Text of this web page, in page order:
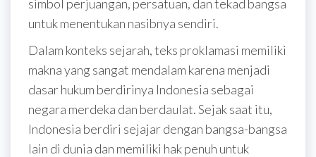
simbol perjuangan, persatuan, dan tekad bangsa
untuk menentukan nasibnya sendiri.
Dalam konteks sejarah, teks proklamasi memiliki
makna yang sangat mendalam karena menjadi
dasar hukum berdirinya Indonesia sebagai
negara merdeka dan berdaulat. Sejak saat itu,
Indonesia berdiri sejajar dengan bangsa-bangsa
lain di dunia dan memiliki hak penuh untuk